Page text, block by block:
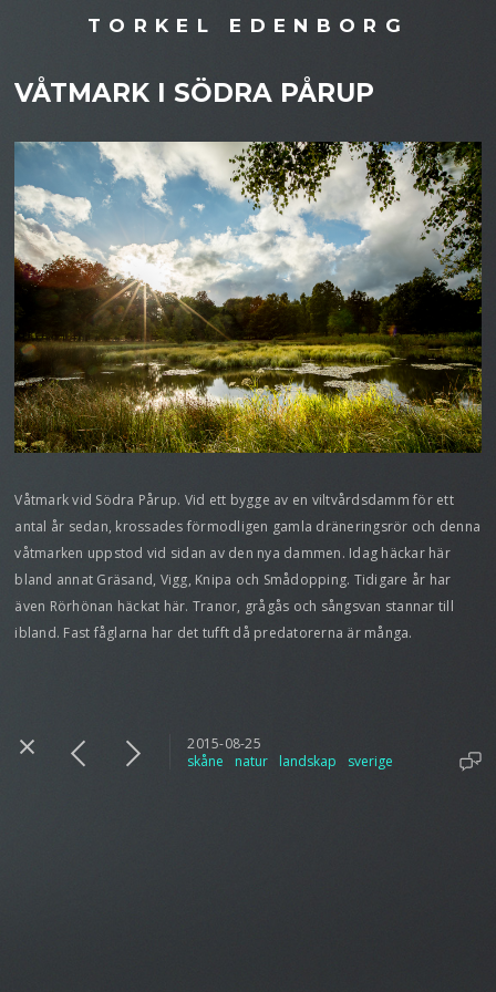
TORKEL EDENBORG
VÅTMARK I SÖDRA PÅRUP
Våtmark vid Södra Pårup. Vid ett bygge av en viltvårdsdamm för ett
antal år sedan, krossades förmodligen gamla dräneringsrör och denna
våtmarken uppstod vid sidan av den nya dammen. Idag häckar här
bland annat Gräsand, Vigg, Knipa och Smådopping. Tidigare år har
även Rörhönan häckat här. Tranor, grågås och sångsvan stannar till
ibland. Fast fåglarna har det tufft då predatorerna är många.
2015-08-25
skåne
natur landskap sverige